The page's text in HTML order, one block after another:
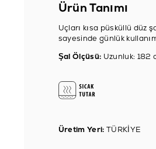
Ürün Tanımı
Uçları kısa püsküllü düz
sayesinde günlük
Şal Ölçüsü: Uzunluk: 182
Üretim Yeri: TÜRKİYE